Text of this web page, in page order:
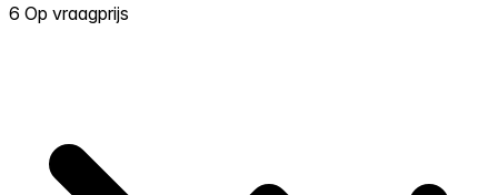
6 Op vraagprijs